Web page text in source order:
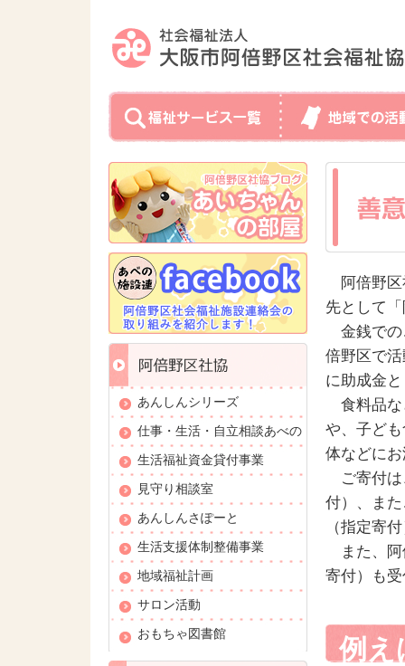
阿倍野区
先として
金銭での
倍野区で
に助成金
食料品な
や、子ど
体などに
ご寄付は
付）、ま
（指定寄
また、阿
寄付）も
例え
あんしんシリーズ
仕事・生活・自立相談あべの
生活福祉資金貸付事業
見守り相談室
あんしんさぽーと
生活支援体制整備事業
地域福祉計画
サロン活動
おもちゃ図書館